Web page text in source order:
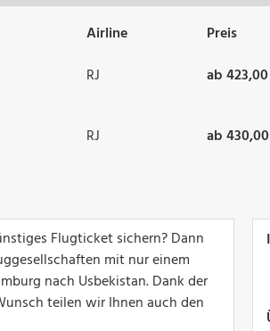
Airline Preis
RJ ab
RJ ab
Flugticket sichern? Dann
mit nur einem
nach Usbekistan. Dank der
teilen wir Ihnen auch den